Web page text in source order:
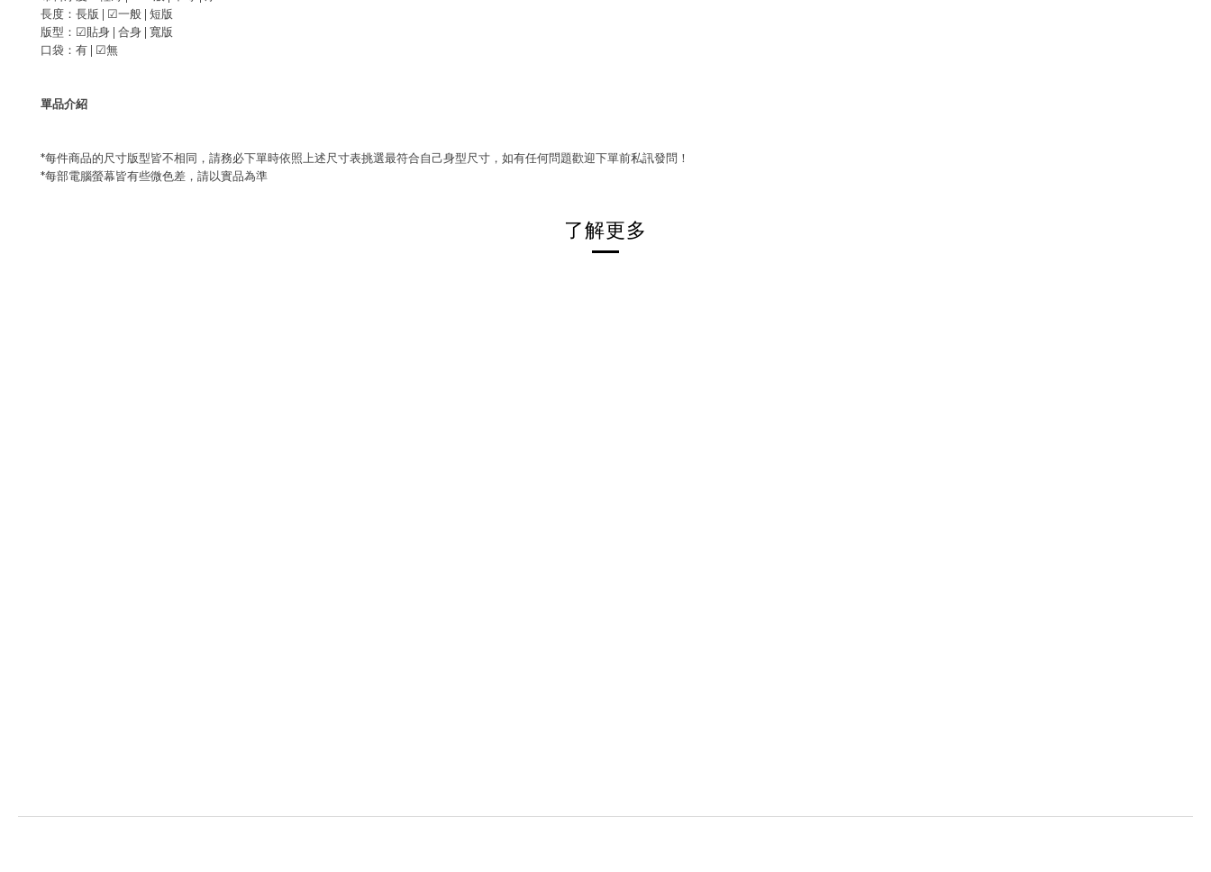
長度：長版 | ☑一般 | 短版
版型： ☑貼身 | 合身 | 寬版
口袋：有 | ☑無
單品介紹
*每件商品的尺寸版型皆不相同，請務必下單時依照上述尺寸表挑選最符合自己身型尺寸，如有任何問題歡迎下單前私訊發問！
*每部電腦螢幕皆有些微色差，請以實品為準
了解更多